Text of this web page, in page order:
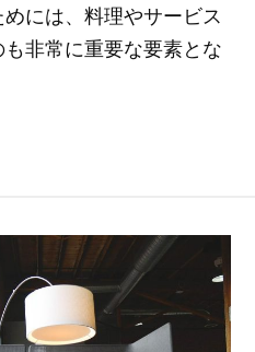
には、料理やサービス
非常に重要な要素とな